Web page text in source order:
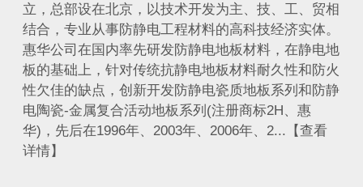
立，总部设在北京，以技术开发为主、技、工、贸相
结合，专业从事防静电工程材料的高科技经济实体。
惠华公司在国内率先研发防静电地板材料，在静电地
板的基础上，针对传统抗静电地板材料耐久性和防火
性欠佳的缺点，创新开发防静电瓷质地板系列和防静
电陶瓷-金属复合活动地板系列(注册商标2H、惠
华)，先后在1996年、2003年、2006年、2...【查看
详情】